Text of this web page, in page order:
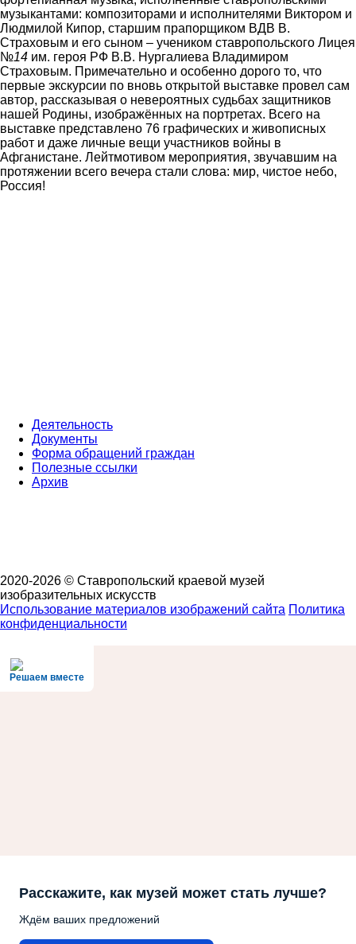
музыкантами: композиторами и исполнителями Виктором и
Людмилой Кипор, старшим прапорщиком ВДВ В.
Страховым и его сыном – учеником ставропольского Лицея
№14 им. героя РФ В.В. Нургалиева Владимиром
Страховым. Примечательно и особенно дорого то, что
первые экскурсии по вновь открытой выставке провел сам
автор, рассказывая о невероятных судьбах защитников
нашей Родины, изображённых на портретах. Всего на
выставке представлено 76 графических и живописных
работ и даже личные вещи участников войны в
Афганистане. Лейтмотивом мероприятия, звучавшим на
протяжении всего вечера стали слова: мир, чистое небо,
Россия!
Деятельность
Документы
Форма обращений граждан
Полезные ссылки
Архив
2020-2026 © Ставропольский краевой музей
изобразительных искусств
Использование материалов изображений сайта Политика
конфиденциальности
Решаем вместе
Расскажите, как музей может стать лучше?
Ждём ваших предложений